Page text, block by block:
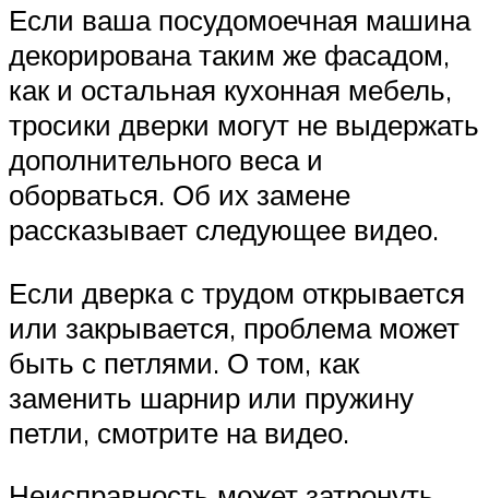
Если ваша посудомоечная машина
декорирована таким же фасадом,
как и остальная кухонная мебель,
тросики дверки могут не выдержать
дополнительного веса и
оборваться. Об их замене
рассказывает следующее видео.
Если дверка с трудом открывается
или закрывается, проблема может
быть с петлями. О том, как
заменить шарнир или пружину
петли, смотрите на видео.